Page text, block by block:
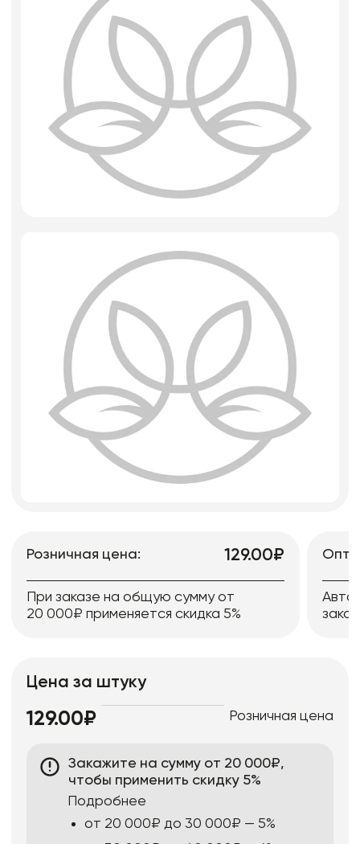
Игрушки мягкие
Сухоцветы
Розничная цена: 129.00₽
При заказе на общую сумму от
20 000₽ применяется скидка 5%
Цена за штуку
129.00₽ Розничная цена
Закажите на сумму от 20 000₽,
чтобы применить скидку 5%
Подробнее
от 20 000₽ до 30 000₽ — 5%